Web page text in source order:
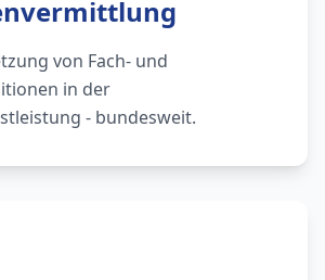
von Fach- und
in der
- bundesweit.